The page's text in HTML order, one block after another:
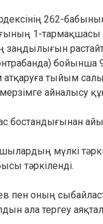
262-
1-тармақшасы
заңдылығын
бойынша
тыйым
айналысу
бостандығынан
мүлкі
тәркіленді.
пен оның
ала тергеу